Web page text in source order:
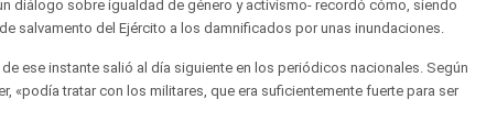
diálogo sobre igualdad de género y activismo- recordó cómo, siendo
salvamento del Ejército a los damnificados por unas inundaciones.
ese instante salió al día siguiente en los periódicos nacionales. Según
«podía tratar con los militares, que era suficientemente fuerte para ser